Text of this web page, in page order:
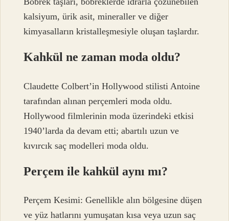
kalsiyum, ürik asit, mineraller ve diğer
kimyasalların kristalleşmesiyle oluşan taşlardır.
Kahkül ne zaman moda oldu?
Claudette Colbert’in Hollywood stilisti Antoine
tarafından alınan perçemleri moda oldu.
Hollywood filmlerinin moda üzerindeki etkisi
1940’larda da devam etti; abartılı uzun ve
kıvırcık saç modelleri moda oldu.
Perçem ile kahkül aynı mı?
Perçem Kesimi: Genellikle alın bölgesine düşen
ve yüz hatlarını yumuşatan kısa veya uzun saç